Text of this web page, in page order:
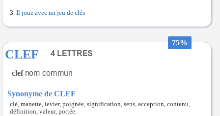
Il joue avec un jeu de clés
75%
CLEF
clef
Synonyme de CLEF
clé, manette, levier, poignée, signification, sens, acception, contenu,
définition, valeur, portée.